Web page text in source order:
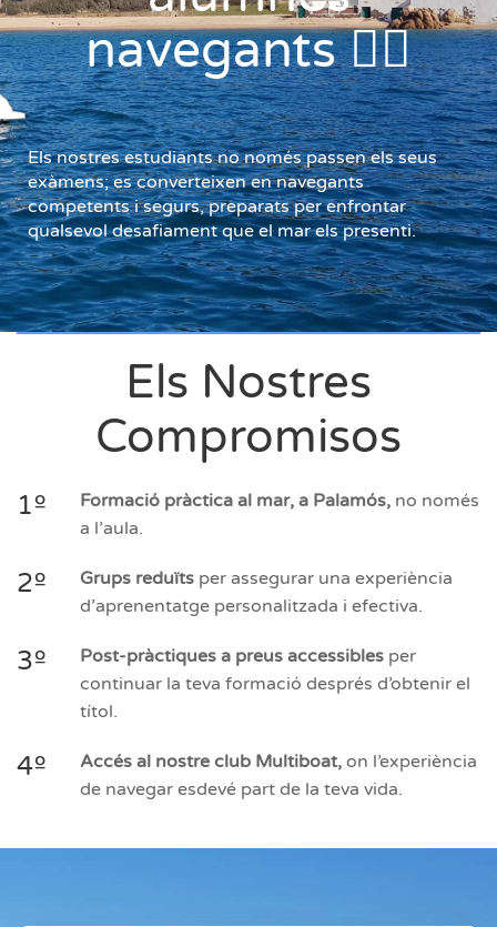
navegants 🧑‍✈️
Els nostres estudiants no només passen els seus
exàmens; es converteixen en navegants
competents i segurs, preparats per enfrontar
qualsevol desafiament que el mar els presenti.
Els Nostres
Compromisos
1º Formació pràctica al mar, a Palamós, no només
a l’aula.
2º Grups reduïts per assegurar una experiència
d’aprenentatge personalitzada i efectiva.
3º Post-pràctiques a preus accessibles per
continuar la teva formació després d’obtenir el
títol.
4º Accés al nostre club Multiboat, on l’experiència
de navegar esdevé part de la teva vida.